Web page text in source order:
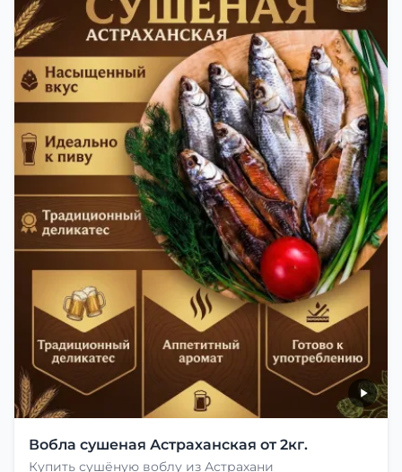
Вобла сушеная Астраханская от 2кг.
Купить сушёную воблу из Астрахани